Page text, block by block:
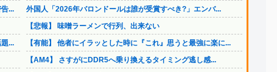
...
...
外国人「2026年バロンドールは誰が受賞すべき?」エンバ...
【悲報】 味噌ラーメンで行列、出来ない
【有能】 他者にイラッとした時に『これ』思うと最強に楽に...
【AM4】 さすがにDDR5へ乗り換えるタイミング逃し感...